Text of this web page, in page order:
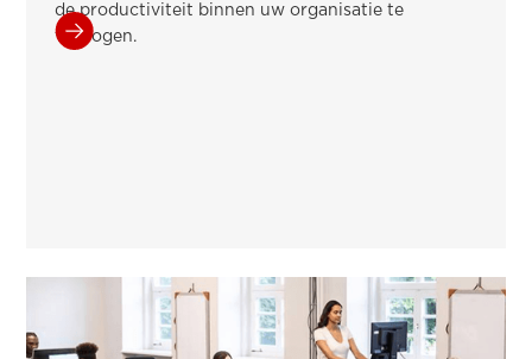
de productiviteit binnen uw organisatie te
verhogen.